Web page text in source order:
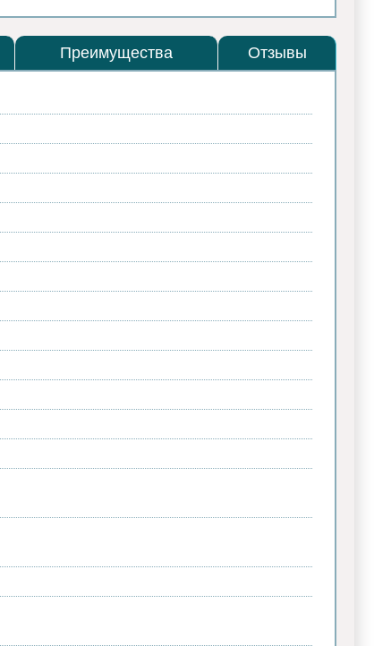
Преимущества Отзывы